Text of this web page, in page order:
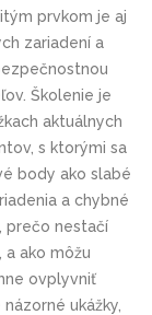
prvkom je aj
zariadení a
Školenie je
aktuálnych
s ktorými sa
body ako slabé
a chybné
prečo nestačí
a ako môžu
ovplyvniť
ukážky,